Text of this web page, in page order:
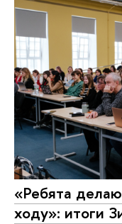
«Ребята
ходу»: итоги